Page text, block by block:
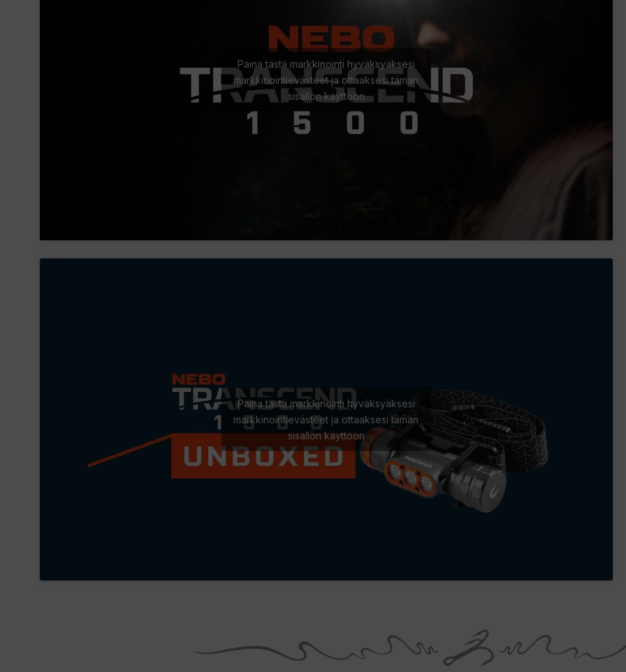
Paina tästä markkinointi hyväksyäksesi
markkinointievästeet ja ottaaksesi tämän
sisällön käyttöön
Paina tästä markkinointi hyväksyäksesi
markkinointievästeet ja ottaaksesi tämän
sisällön käyttöön